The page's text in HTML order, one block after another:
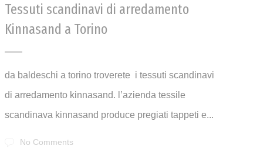
Tessuti scandinavi di arredamento
Kinnasand a Torino
da baldeschi a torino troverete i tessuti scandinavi
di arredamento kinnasand. l’azienda tessile
scandinava kinnasand produce pregiati tappeti e...
No Comments